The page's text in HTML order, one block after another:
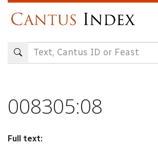
content
008305:08
Full text: